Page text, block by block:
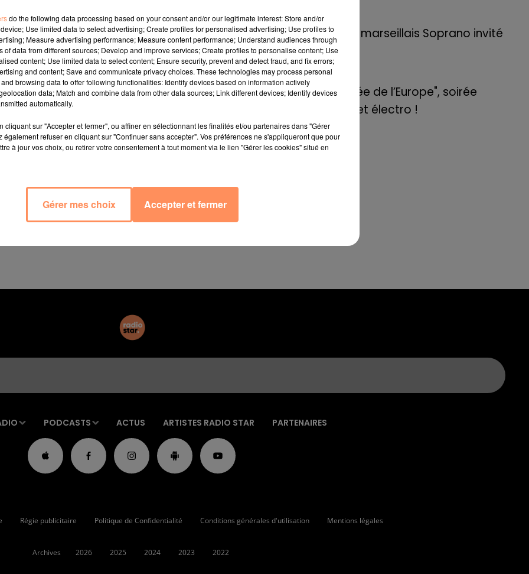
William Hutchinson qui ne pesait que 340 grammes à
entouré de sa famille dans le Minnesota (Etats-
131 jours avant le terme, Richard était déjà le "bébé le
Records vient désormais de le nommer "bébé le plus
prématuré, les parents de Richard ont dû s’adapter aux
pas rester dormir près de leur bébé et ont donc effectué
amour et soutien."On a fait en sorte d’être là pour le
savait qu’il pouvait compter sur nous",a confié le père
Richard chez lui et passer les fêtes de fin d’année en
petit garçon qui avait été si malade, dont j’avais peur qu’il
dans mes bras et de lui dire à quel point j’étais fière
mois plus tard, le petit Richard vient donc de souffler sa
8 mai 2022
Le rappeur marseillais Soprano invité
de E=M6
8 mai 2022
Aix : "Journée de l’Europe", soirée
danse et set électro !
PODCASTS ACTUS ARTISTES RADIO STAR PARTENAIRES
Régie publicitaire Politique de Confidentialité Conditions générales d'utilisation Mentions légales
Archives 2026 2025 2024 2023 2022
do the following data processing based on your consent and/or our legitimate interest: Store and/or
Use limited data to select advertising; Create profiles for personalised advertising; Use profiles to
Measure advertising performance; Measure content performance; Understand audiences through
of data from different sources; Develop and improve services; Create profiles to personalise content; Use
content; Use limited data to select content; Ensure security, prevent and detect fraud, and fix errors;
and content; Save and communicate privacy choices. These technologies may process personal
browsing data to offer following functionalities: Identify devices based on information actively
data; Match and combine data from other data sources; Link different devices; Identify devices
automatically.
cliquant sur "Accepter et fermer", ou affiner en sélectionnant les finalités et/ou partenaires dans "Gérer
également refuser en cliquant sur "Continuer sans accepter". Vos préférences ne s'appliqueront que pour
à jour vos choix, ou retirer votre consentement à tout moment via le lien "Gérer les cookies" situé en
Gérer mes choix Accepter et fermer